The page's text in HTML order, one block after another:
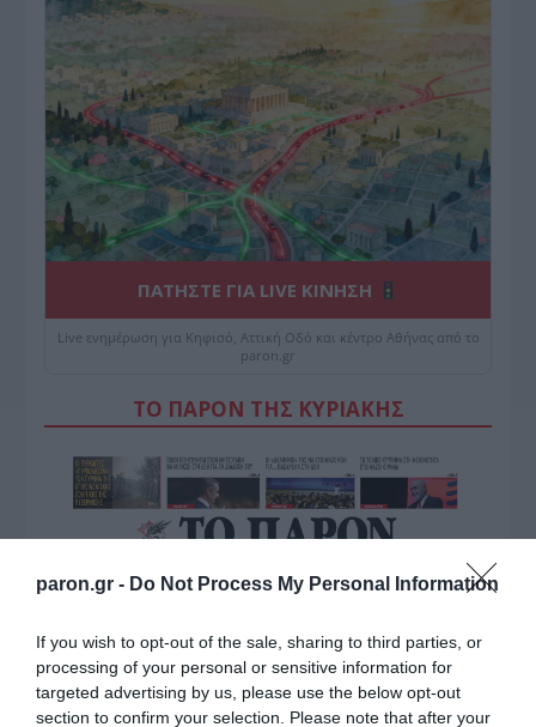
paron.gr - Do Not Process My Personal Information
If you wish to opt-out of the sale, sharing to third parties, or
processing of your personal or sensitive information for
targeted advertising by us, please use the below opt-out
section to confirm your selection. Please note that after your
ΠΑΤΗΣΤΕ ΓΙΑ LIVE ΚΙΝΗΣΗ
Live ενημέρωση για Κηφισό, Αττική Οδό και κέντρο Αθήνας από το
paron.gr
ΤΟ ΠΑΡΟΝ ΤΗΣ ΚΥΡΙΑΚΗΣ